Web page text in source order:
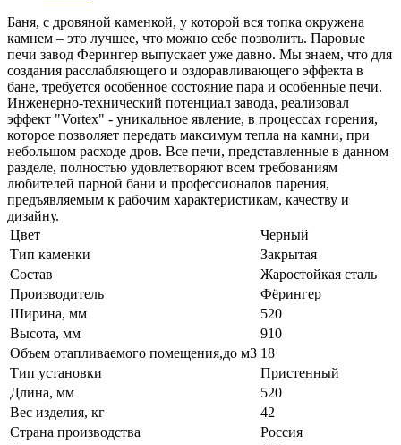
Баня, с дровяной каменкой, у которой вся топка окружена
камнем – это лучшее, что можно себе позволить. Паровые
печи завод Ферингер выпускает уже давно. Мы знаем, что для
создания расслабляющего и оздоравливающего эффекта в
бане, требуется особенное состояние пара и особенные печи.
Инженерно-технический потенциал завода, реализовал
эффект "Vortex" - уникальное явление, в процессах горения,
которое позволяет передать максимум тепла на камни, при
небольшом расходе дров. Все печи, представленные в данном
разделе, полностью удовлетворяют всем требованиям
любителей парной бани и профессионалов парения,
предъявляемым к рабочим характеристикам, качеству и
дизайну.
Цвет
Черный
Тип каменки
Закрытая
Состав
Жаростойкая сталь
Производитель
Фёрингер
Ширина, мм
520
Высота, мм
910
Объем отапливаемого помещения,до м3 18
Тип установки
Пристенный
Длина, мм
520
Вес изделия, кг
42
Страна производства
Россия